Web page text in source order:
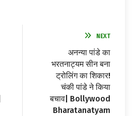
NEXT
अनन्या पांडे का
भरतनाट्यम सीन बना
ट्रोलिंग का शिकार!
चंकी पांडे ने किया
बचाव| Bollywood
Bharatanatyam